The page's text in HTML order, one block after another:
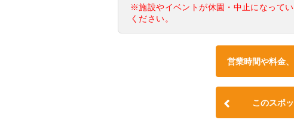
※施設やイベントが休園・中止になって
ください。
営業時間や料金
このスポ